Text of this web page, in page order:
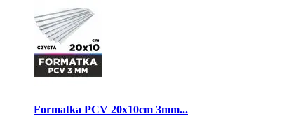
Formatka PCV 20x10cm 3mm...